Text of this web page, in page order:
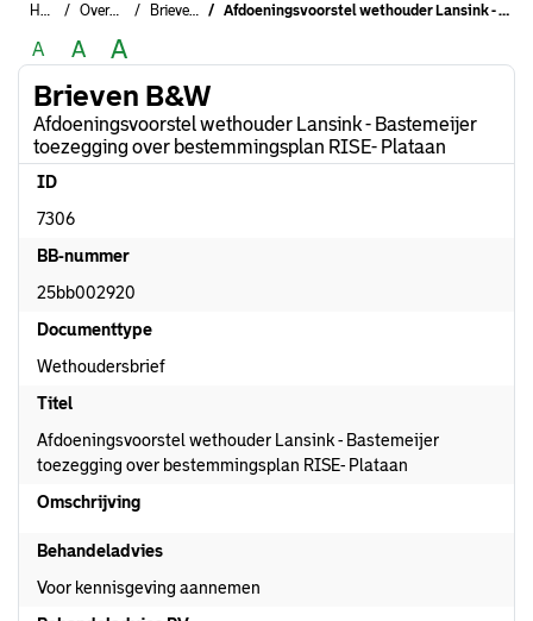
Home Overzichten Brieven B&W Afdoeningsvoorstel wethouder Lansink - Bastemeijer toezegging over bestemmingsplan RISE- Plataan
A A A
Brieven B&W
Afdoeningsvoorstel wethouder Lansink - Bastemeijer
toezegging over bestemmingsplan RISE- Plataan
ID
7306
BB-nummer
25bb002920
Documenttype
Wethoudersbrief
Titel
Afdoeningsvoorstel wethouder Lansink - Bastemeijer
toezegging over bestemmingsplan RISE- Plataan
Omschrijving
Behandeladvies
Voor kennisgeving aannemen